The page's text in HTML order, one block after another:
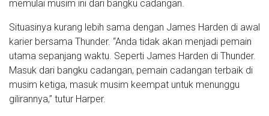
memulai musim ini dari bangku cadangan.
Situasinya kurang lebih sama dengan James Harden di awal
karier bersama Thunder. “Anda tidak akan menjadi pemain
utama sepanjang waktu. Seperti James Harden di Thunder.
Masuk dari bangku cadangan, pemain cadangan terbaik di
musim ketiga, masuk musim keempat untuk menunggu
gilirannya,” tutur Harper.